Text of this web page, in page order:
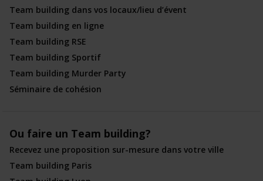
Team building dans vos locaux/lieu d’évent
Team building en ligne
Team building RSE
Team building Sportif
Team building Murder Party
Séminaire de cohésion
Ou faire un Team building?
Recevez une proposition sur-mesure dans votre ville
Team building Paris